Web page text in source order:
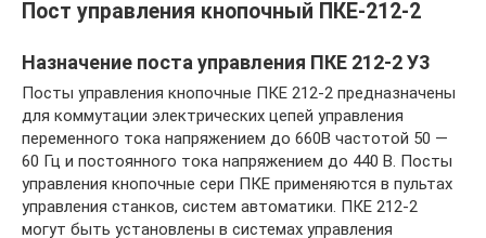
Пост управления кнопочный ПКЕ-212-2
Назначение поста управления ПКЕ 212-2 У3
Посты управления кнопочные ПКЕ 212-2 предназначены
для коммутации электрических цепей управления
переменного тока напряжением до 660В частотой 50 —
60 Гц и постоянного тока напряжением до 440 В. Посты
управления кнопочные сери ПКЕ применяются в пультах
управления станков, систем автоматики. ПКЕ 212-2
могут быть установлены в системах управления